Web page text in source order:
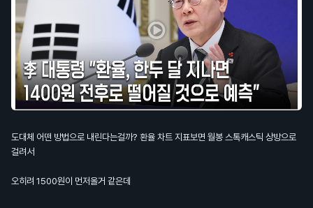
도대체 어떤 방법으로 내린다는걸까? 환율 차트 지표보면 월봉 스톡캐스틱 상방으로
걸려서
오히려 1500원이 먼저올거 같은데